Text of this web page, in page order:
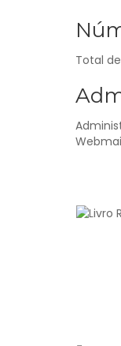
Total